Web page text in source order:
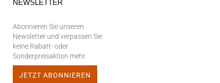
NEWSLETTER
Abonnieren Sie unseren
Newsletter und verpassen Sie
keine Rabatt- oder
Sonderpreisaktion mehr.